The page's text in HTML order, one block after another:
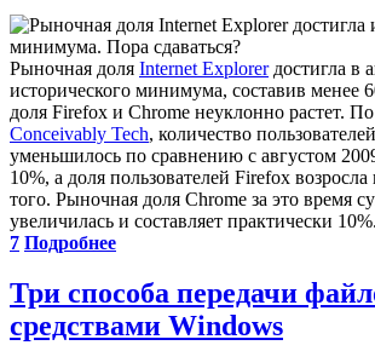
Рыночная доля Internet Explorerдостигла в
исторического минимума, составив менее
доля Firefox и Chrome неуклонно растет.
Conceivably Tech, количество
уменьшилось по сравнению с августом
10%, а доля пользователей Firefox
того. Рыночная доля Chrome за это время
увеличилась и составляет практически 10%.
7 Подробнее
Три способа передачи
средствами Windows